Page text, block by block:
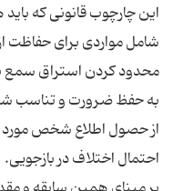
این چارچوب قانونی که
شامل مواردی برای حفاظت
محدود کردن استراق سمع
به حفظ ضرورت و تناسب
از حصول اطلاع شخص